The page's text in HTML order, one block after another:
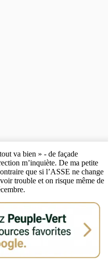
va bien » - de façade
m’inquiète. De ma petite
que si l’ASSE ne change
trouble et on risque même de